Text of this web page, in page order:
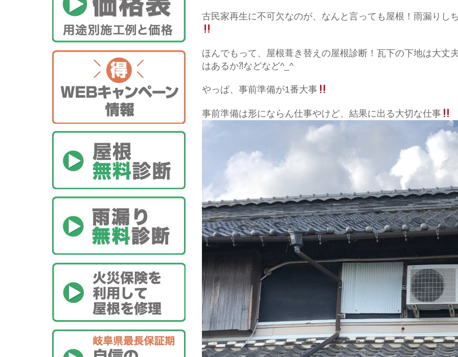
古民家再生に不可欠なのが、なんと言っても屋根！雨漏りし
ほんでもって、屋根葺き替えの屋根診断！瓦下の下地は大丈
はあるか⁈などなど^_^
やっぱ、事前準備が1番大事
事前準備は形にならん仕事やけど、結果に出る大切な仕事